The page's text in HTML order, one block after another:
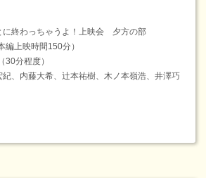
に終わっちゃうよ！上映会 夕方の部
編上映時間150分）
30分程度）
紀、内藤大希、辻本祐樹、木ノ本嶺浩、井澤巧